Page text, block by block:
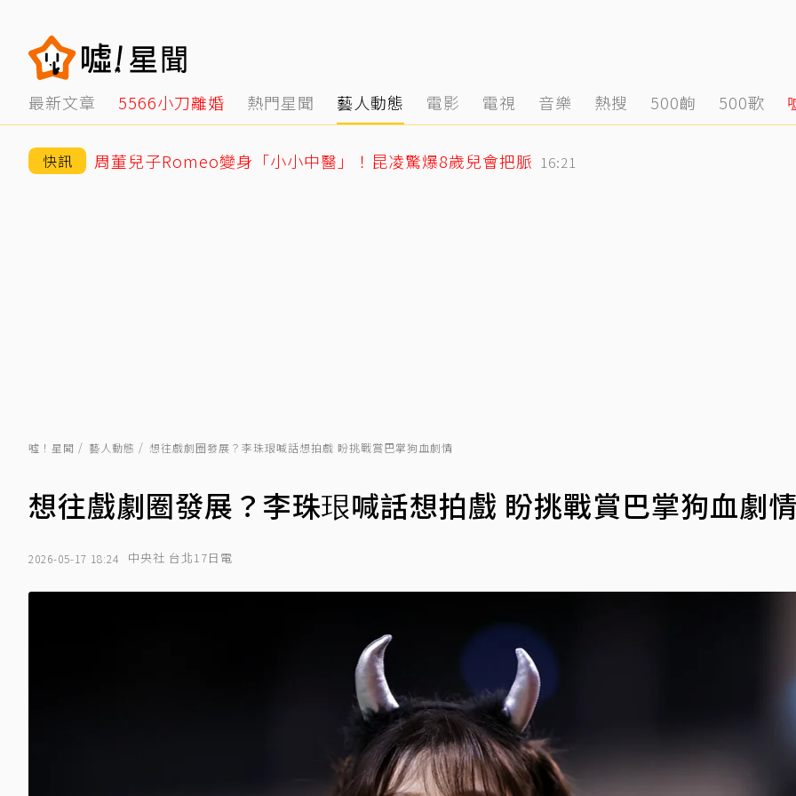
最新文章 5566小刀離婚 熱門星聞 藝人動態 電影 電視 音樂 熱搜 500齣 500歌
快訊 周董兒子Romeo變身「小小中醫」！昆凌驚爆8歲兒會把脈 16:21
噓！星聞 藝人動態 想往戲劇圈發展？李珠珢喊話想拍戲 盼挑戰賞巴掌狗血劇情
想往戲劇圈發展？李珠珢喊話想拍戲 盼挑戰賞巴掌狗血劇
2026-05-17 18:24 中央社 台北17日電